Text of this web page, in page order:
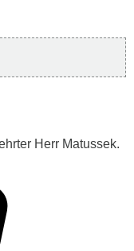
Herr Matussek.